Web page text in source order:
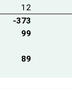
12
-373
99
89